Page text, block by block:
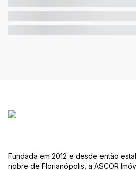
Fundada em 2012 e desde então
nobre de Florianópolis, a ASCOR